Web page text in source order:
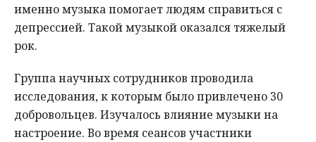
именно музыка помогает людям справиться с
депрессией. Такой музыкой оказался тяжелый
рок.
Группа научных сотрудников проводила
исследования, к которым было привлечено 30
добровольцев. Изучалось влияние музыки на
настроение. Во время сеансов участники